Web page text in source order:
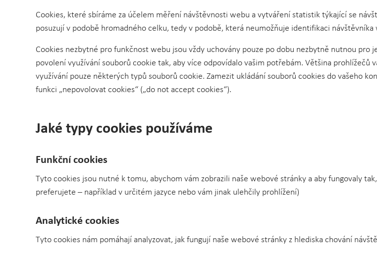
Cookies, které sbíráme za účelem měření návštěvnosti webu a vytváření statistik týkající se
posuzují v podobě hromadného celku, tedy v podobě, která neumožňuje identifikaci
Cookies nezbytné pro funkčnost webu jsou vždy uchovány pouze po dobu nezbytně nutnou pro
povolení využívání souborů cookie tak, aby více odpovídalo vašim potřebám. Většina
využívání pouze některých typů souborů cookie. Zamezit ukládání souborů cookies do vašeho
funkci „nepovolovat cookies“ („do not accept cookies“).
Jaké typy cookies používáme
Funkční cookies
Tyto cookies jsou nutné k tomu, abychom vám zobrazili naše webové stránky a aby fungovaly
preferujete – například v určitém jazyce nebo vám jinak ulehčily prohlížení)
Analytické cookies
Tyto cookies nám pomáhají analyzovat, jak fungují naše webové stránky z hlediska chování